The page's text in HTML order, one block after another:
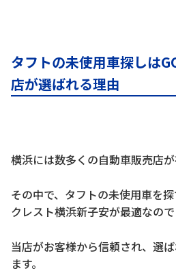
タフトの未使用車探しは
店が選ばれる理由
横浜には数多くの自動車販売店が
その中で、タフトの未使用車を
クレスト横浜新子安が最適なので
当店がお客様から信頼され、選
ます。